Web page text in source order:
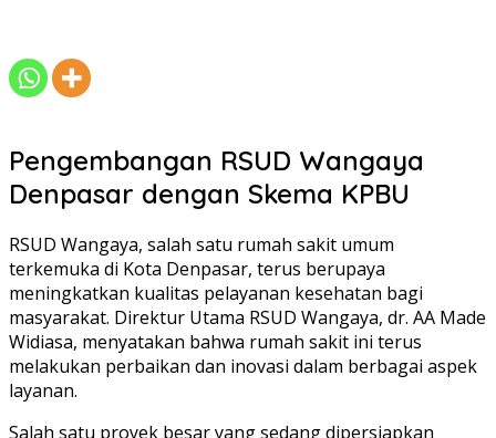
Pengembangan RSUD Wangaya
Denpasar dengan Skema KPBU
RSUD Wangaya, salah satu rumah sakit umum
terkemuka di Kota Denpasar, terus berupaya
meningkatkan kualitas pelayanan kesehatan bagi
masyarakat. Direktur Utama RSUD Wangaya, dr. AA Made
Widiasa, menyatakan bahwa rumah sakit ini terus
melakukan perbaikan dan inovasi dalam berbagai aspek
layanan.
Salah satu proyek besar yang sedang dipersiapkan